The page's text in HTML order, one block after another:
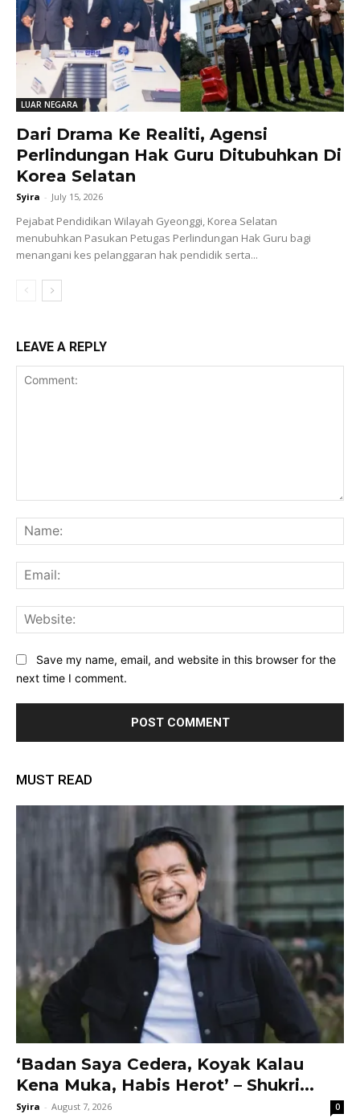
LUAR NEGARA
Dari Drama Ke Realiti, Agensi
Perlindungan Hak Guru Ditubuhkan Di
Korea Selatan
Syira - July 15, 2026
Pejabat Pendidikan Wilayah Gyeonggi, Korea Selatan
menubuhkan Pasukan Petugas Perlindungan Hak Guru bagi
menangani kes pelanggaran hak pendidik serta...
LEAVE A REPLY
Save my name, email, and website in this browser for the
next time I comment.
MUST READ
‘Badan Saya Cedera, Koyak Kalau
Kena Muka, Habis Herot’ – Shukri...
Syira - August 7, 2026 0